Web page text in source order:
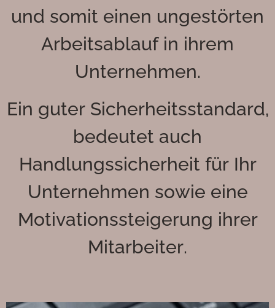
und somit einen ungestörten
Arbeitsablauf in ihrem
Unternehmen.
Ein guter Sicherheitsstandard,
bedeutet auch
Handlungssicherheit für Ihr
Unternehmen sowie eine
Motivationssteigerung ihrer
Mitarbeiter.